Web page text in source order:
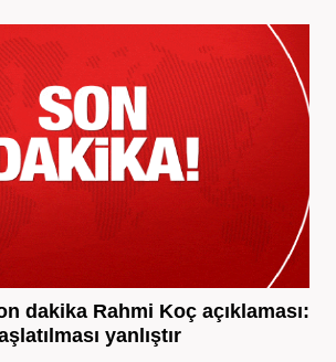
dakika Rahmi Koç açıklaması:
yanlıştır